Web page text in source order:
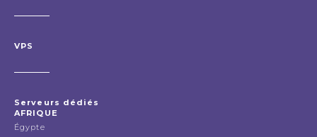
VPS
Serveurs dédiés
AFRIQUE
Égypte